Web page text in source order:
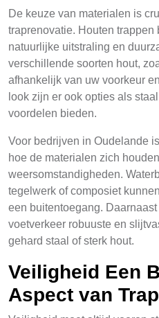
De keuze van materialen is
traprenovatie. Houten
natuurlijke uitstraling en
verschillende soorten hout,
afhankelijk van uw voorkeur
look zijn er ook opties als
voordelen bieden.
Voor bedrijven in Oudelande
hoe de materialen zich
weersomstandigheden.
tegelwerk of composiet
een buitentoegang.
voetverkeer robuuste en
gehard staal of sterk hout.
Veiligheid Een
Aspect van